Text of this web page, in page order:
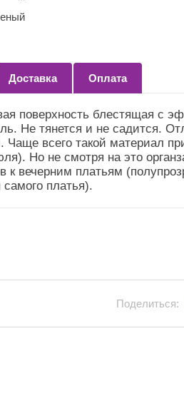
до
40"
Доставка Оплата
поверхность блестящая с
Не тянется и не садится.
Чаще всего такой материал
Но не смотря на это
к вечерним платьям
платья).
Поделиться: